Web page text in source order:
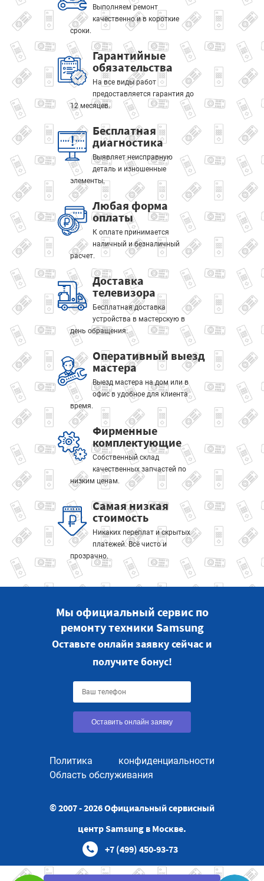
Выполняем ремонт
качественно и в короткие
сроки.
Гарантийные
обязательства
На все виды работ
предоставляется гарантия до
12 месяцев.
Бесплатная
диагностика
Выявляет неисправную
деталь и изношенные
элементы.
Любая форма
оплаты
К оплате принимается
наличный и безналичный
расчет.
Доставка
телевизора
Бесплатная доставка
устройства в мастерскую в
день обращения.
Оперативный выезд
мастера
Выезд мастера на дом или в
офис в удобное для клиента
время.
Фирменные
комплектующие
Собственный склад
качественных запчастей по
низким ценам.
Самая низкая
стоимость
Никаких переплат и скрытых
платежей. Всё чисто и
прозрачно.
Мы официальный сервис по
ремонту техники Samsung
Оставьте онлайн заявку сейчас и
получите бонус!
Оставить онлайн заявку
Политика конфиденциальности
Область обслуживания
© 2007 - 2026 Официальный сервисный
центр Samsung в Москве.
+7 (499) 450-93-73